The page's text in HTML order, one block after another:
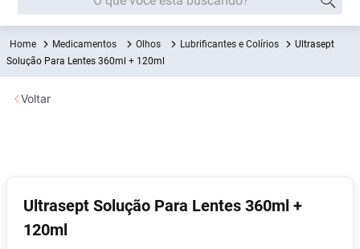
Medicamentos Olhos Lubrificantes e Colírios
Ultrasept
Solução Para Lentes 360ml + 120ml
Ultrasept Solução Para Lentes 360ml +
120ml
Voltar
Termos mais buscados
1º Fralda
2
6º Shampoo
7º